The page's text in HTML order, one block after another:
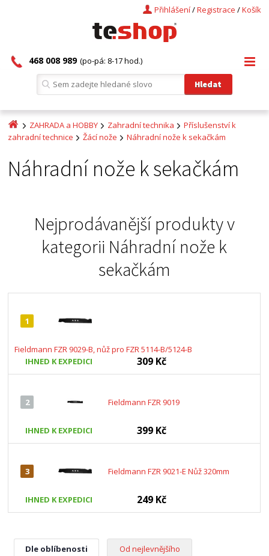
Košík
/
Registrace
/
Přihlášení
468 008 989 (po-pá: 8-17 hod.)
ZAHRADA a HOBBY Zahradní technika
Příslušenství k
zahradní technice
Žácí nože Náhradní nože k sekačkám
Náhradní nože k sekačkám
Nejprodávanější produkty v
kategorii Náhradní nože k
sekačkám
1
Fieldmann FZR 9029-B, nůž pro FZR 5114-B/5124-B
IHNED K EXPEDICI
309 Kč
2 Fieldmann FZR 9019
IHNED K EXPEDICI 399 Kč
3 Fieldmann FZR 9021-E Nůž 320mm
IHNED K EXPEDICI 249 Kč
Dle oblíbenosti Od nejlevnějšího